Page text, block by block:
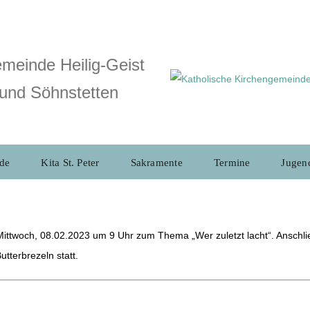
Heilig-Geist
Söhnstetten
Kita St. Peter Sakramente Termine
08.02.2023 um 9 Uhr zum Thema „Wer zuletzt lacht“.
statt.